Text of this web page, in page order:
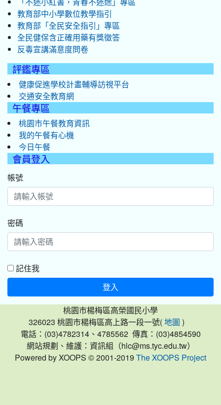
「不迷小紅書，青春不迷途」專區
教育部中小學數位教學指引
教育部「全民安全指引」專區
全民健保含正確用藥有獎徵答
反毒宣講滿意度問卷
評鑑專區
健康促進學校計畫輔導訪視平台
交通安全教育網
午餐專區
桃園市午餐教育資訊
我的午餐有心機
今日午餐
會員登入
帳號
密碼
記住我
登入
桃園市楊梅區高榮國民小學
326023 桃園市楊梅區高上路一段一號( 地圖 )
電話：(03)4782314、4785562 傳真：(03)4854590
網站規劃、維護：資訊組（hlc@ms.tyc.edu.tw）
Powered by XOOPS © 2001-2019 The XOOPS Project